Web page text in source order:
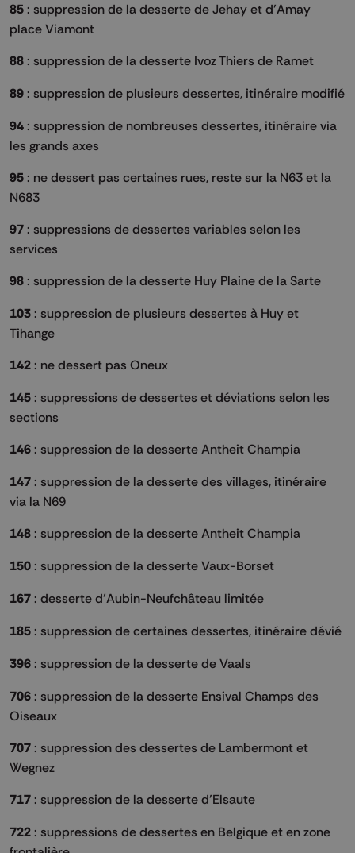
85 : suppression de la desserte de Jehay et d’Amay
place Viamont
88 : suppression de la desserte Ivoz Thiers de Ramet
89 : suppression de plusieurs dessertes, itinéraire modifié
94 : suppression de nombreuses dessertes, itinéraire via
les grands axes
95 : ne dessert pas certaines rues, reste sur la N63 et la
N683
97 : suppressions de dessertes variables selon les
services
98 : suppression de la desserte Huy Plaine de la Sarte
103 : suppression de plusieurs dessertes à Huy et
Tihange
142 : ne dessert pas Oneux
145 : suppressions de dessertes et déviations selon les
sections
146 : suppression de la desserte Antheit Champia
147 : suppression de la desserte des villages, itinéraire
via la N69
148 : suppression de la desserte Antheit Champia
150 : suppression de la desserte Vaux-Borset
167 : desserte d’Aubin-Neufchâteau limitée
185 : suppression de certaines dessertes, itinéraire dévié
396 : suppression de la desserte de Vaals
706 : suppression de la desserte Ensival Champs des
Oiseaux
707 : suppression des dessertes de Lambermont et
Wegnez
717 : suppression de la desserte d’Elsaute
722 : suppressions de dessertes en Belgique et en zone